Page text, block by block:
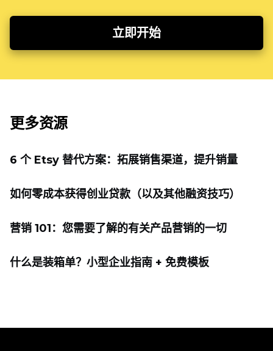
立即开始
更多资源
6 个 Etsy 替代方案：拓展销售渠道，提升销量
如何零成本获得创业贷款（以及其他融资技巧）
营销 101：您需要了解的有关产品营销的一切
什么是装箱单？小型企业指南 + 免费模板